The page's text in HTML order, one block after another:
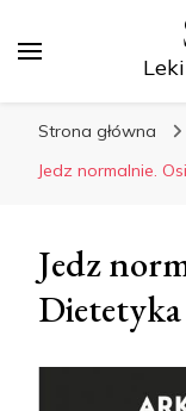
Strona główna
Jedz normalnie.
Jedz